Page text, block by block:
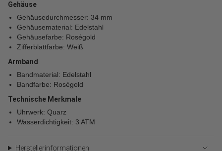
Gehäuse
Gehäusedurchmesser: 34 mm
Gehäusematerial: Edelstahl
Gehäusefarbe: Roségold
Zifferblattfarbe: Weiß
Armband
Bandmaterial: Edelstahl
Bandfarbe: Roségold
Technische Merkmale
Uhrwerk: Quarz
Wasserdichtigkeit: 3 ATM
Herstellerinformationen